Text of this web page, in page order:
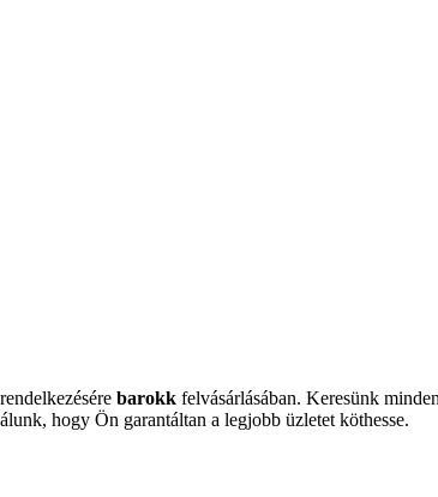
barokk felvásárlásában. Keresünk
hogy Ön garantáltan a legjobb üzletet köthesse.